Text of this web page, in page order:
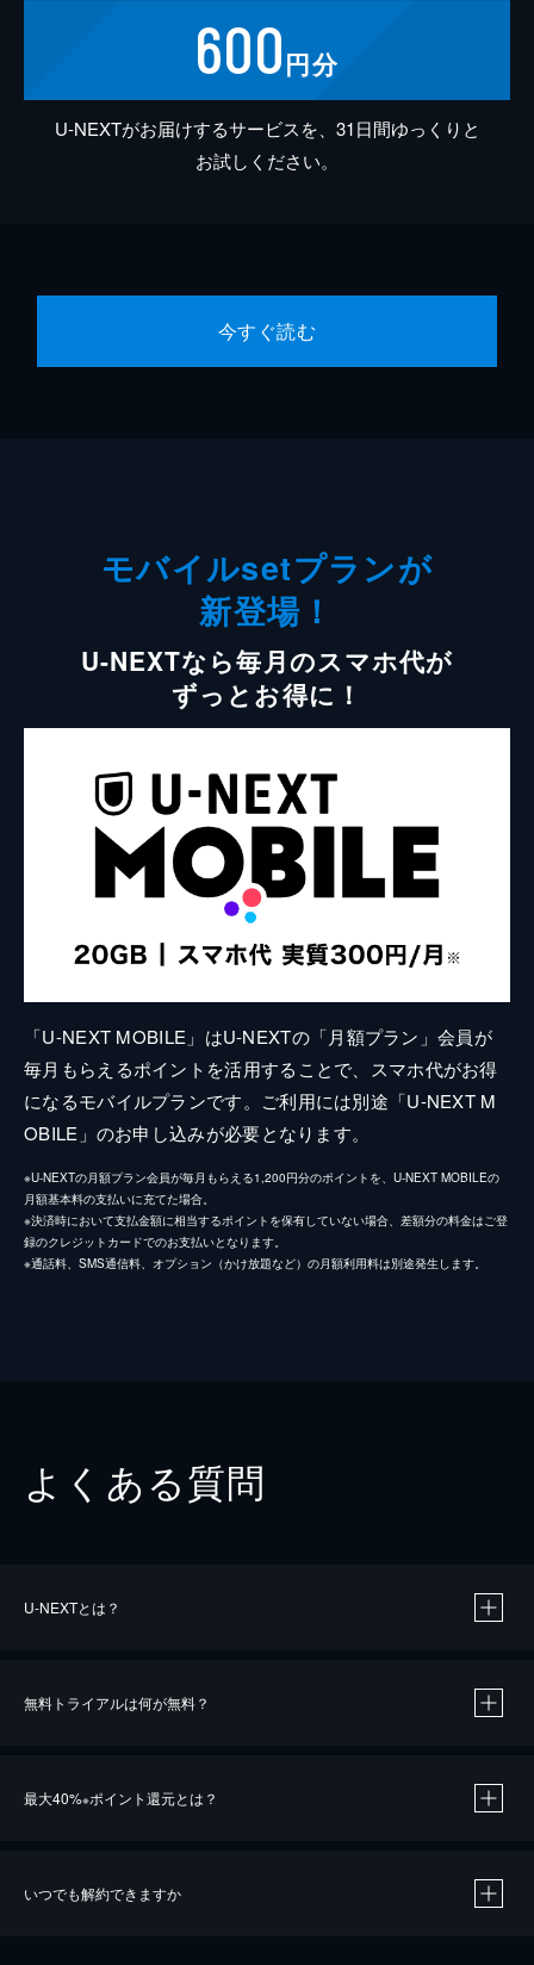
600円分
U-NEXTがお届けするサービスを、31日間ゆっくりと
お試しください。
今すぐ読む
モバイルsetプランが
新登場！
U-NEXTなら毎月のスマホ代が
ずっとお得に！
「U-NEXT MOBILE」はU-NEXTの「月額プラン」会員が
毎月もらえるポイントを活用することで、スマホ代がお得
になるモバイルプランです。ご利用には別途「U-NEXT M
OBILE」のお申し込みが必要となります。
※U-NEXTの月額プラン会員が毎月もらえる1,200円分のポイントを、U-NEXT MOBILEの
月額基本料の支払いに充てた場合。
※決済時において支払金額に相当するポイントを保有していない場合、差額分の料金はご登
録のクレジットカードでのお支払いとなります。
※通話料、SMS通信料、オプション（かけ放題など）の月額利用料は別途発生します。
よくある質問
U-NEXTとは？
無料トライアルは何が無料？
最大40%※ポイント還元とは？
いつでも解約できますか